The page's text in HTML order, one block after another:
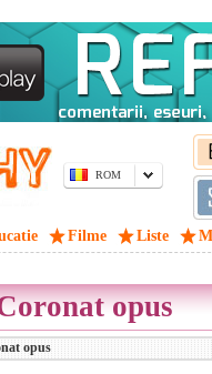
ROM
Filme Liste
opus
opus